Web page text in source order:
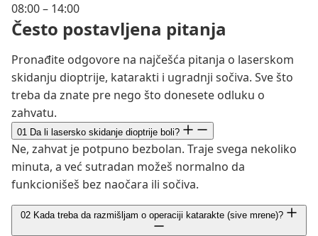
08:00 – 14:00
Često postavljena pitanja
Pronađite odgovore na najčešća pitanja o laserskom
skidanju dioptrije, katarakti i ugradnji sočiva. Sve što
treba da znate pre nego što donesete odluku o
zahvatu.
01 Da li lasersko skidanje dioptrije boli?
Ne, zahvat je potpuno bezbolan. Traje svega nekoliko
minuta, a već sutradan možeš normalno da
funkcionišeš bez naočara ili sočiva.
02 Kada treba da razmišljam o operaciji katarakte (sive mrene)?